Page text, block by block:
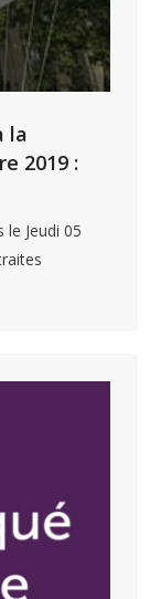
la
2019 :
le Jeudi 05